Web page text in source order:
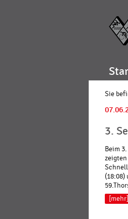
Sie
3.
Beim
Schnell
(18:08)
[mehr]